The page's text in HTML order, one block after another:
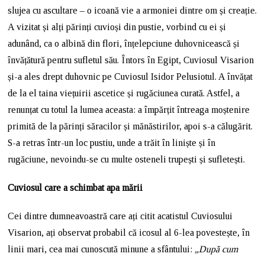
slujea cu ascultare – o icoană vie a armoniei dintre om și creație.
A vizitat și alți părinți cuvioși din pustie, vorbind cu ei și
adunând, ca o albină din flori, înțelepciune duhovnicească și
învățătură pentru sufletul său. Întors în Egipt, Cuviosul Visarion
și-a ales drept duhovnic pe Cuviosul Isidor Pelusiotul. A învățat
de la el taina viețuirii ascetice și rugăciunea curată. Astfel, a
renunțat cu totul la lumea aceasta: a împărțit întreaga moștenire
primită de la părinți săracilor și mănăstirilor, apoi s-a călugărit.
S-a retras într-un loc pustiu, unde a trăit în liniște și în
rugăciune, nevoindu-se cu multe osteneli trupești și sufletești.
Cuviosul care a schimbat apa mării
Cei dintre dumneavoastră care ați citit acatistul Cuviosului
Visarion, ați observat probabil că icosul al 6-lea povestește, în
linii mari, cea mai cunoscută minune a sfântului: „După cum